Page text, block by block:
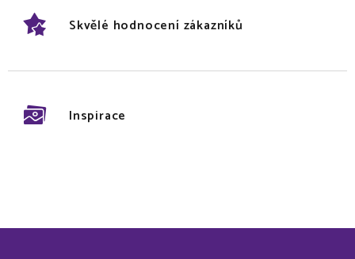
Skvělé hodnocení zákazníků
Inspirace